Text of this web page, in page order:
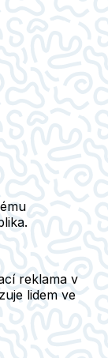
reklama v
lidem ve